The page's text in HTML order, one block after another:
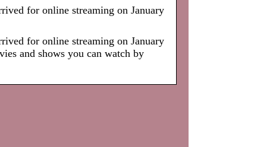
for online streaming on January
for online streaming on January
and shows you can watch by